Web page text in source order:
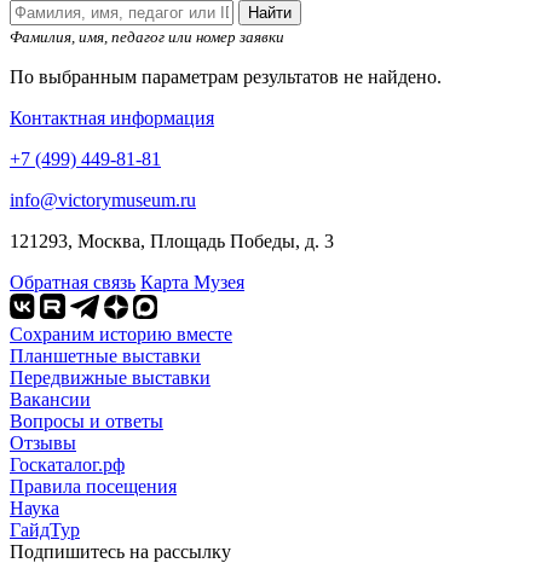
Найти
Фамилия, имя, педагог или номер заявки
По выбранным параметрам результатов не найдено.
Контактная информация
+7 (499) 449-81-81
info@victorymuseum.ru
121293, Москва, Площадь Победы, д. 3
Обратная связь Карта Музея
Сохраним историю вместе
Планшетные выставки
Передвижные выставки
Вакансии
Вопросы и ответы
Отзывы
Госкаталог.рф
Правила посещения
Наука
ГайдТур
Подпишитесь на рассылку